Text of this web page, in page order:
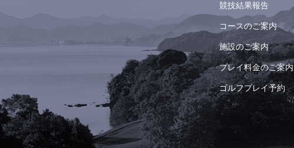
競技結果報告
コースのご案内
施設のご案内
プレイ料金のご案内
ゴルフプレイ予約